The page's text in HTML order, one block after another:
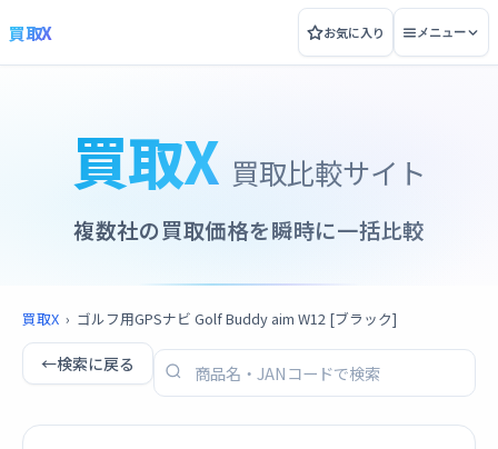
買取X お気に入り メニュー
買取X 買取比較サイト
複数社の買取価格を瞬時に一括比較
買取X › ゴルフ用GPSナビ Golf Buddy aim W12 [ブラック]
←検索に戻る